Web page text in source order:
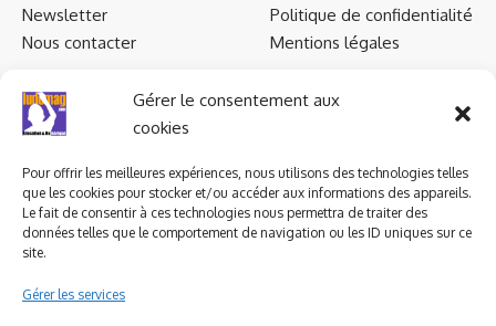
Gérer le consentement aux
cookies
Pour offrir les meilleures expériences, nous utilisons des technologies telles
que les cookies pour stocker et/ou accéder aux informations des appareils.
Le fait de consentir à ces technologies nous permettra de traiter des
données telles que le comportement de navigation ou les ID uniques sur ce
site.
Gérer les services
Newsletter
Nous contacter
Ludomag "Le Club"
Politique de confidentialité
Mentions légales
LIENS UTILES
ludoviales
PARTENAIRES